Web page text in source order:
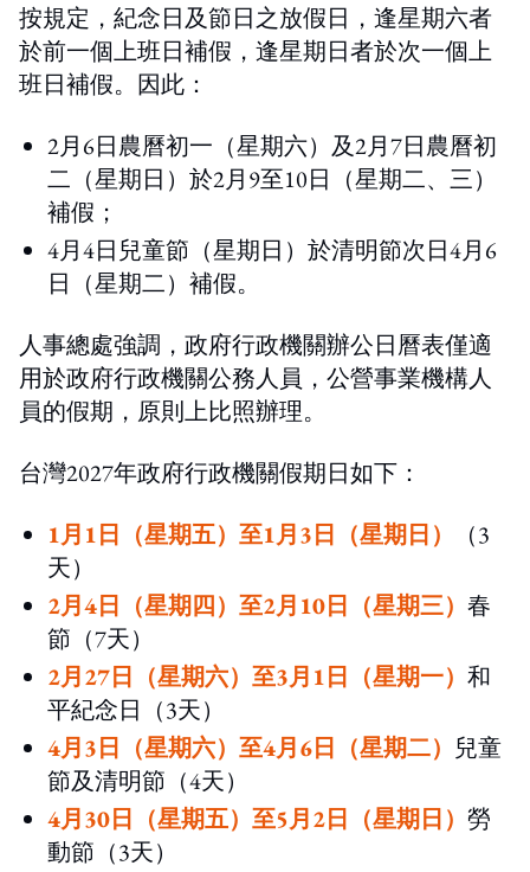
按規定，紀念日及節日之放假日，逢星期六者
於前一個上班日補假，逢星期日者於次一個上
班日補假。因此：
2月6日農曆初一（星期六）及2月7日農曆初
二（星期日）於2月9至10日（星期二、三）
補假；
4月4日兒童節（星期日）於清明節次日4月6
日（星期二）補假。
人事總處強調，政府行政機關辦公日曆表僅適
用於政府行政機關公務人員，公營事業機構人
員的假期，原則上比照辦理。
台灣2027年政府行政機關假期日如下：
1月1日（星期五）至1月3日（星期日）
（3
天）
2月4日（星期四）至2月10日（星期三） 春
節（7天）
2月27日（星期六）至3月1日（星期一） 和
平紀念日（3天）
4月3日（星期六）至4月6日（星期二） 兒童
節及清明節（4天）
4月30日（星期五）至5月2日（星期日） 勞
動節（3天）